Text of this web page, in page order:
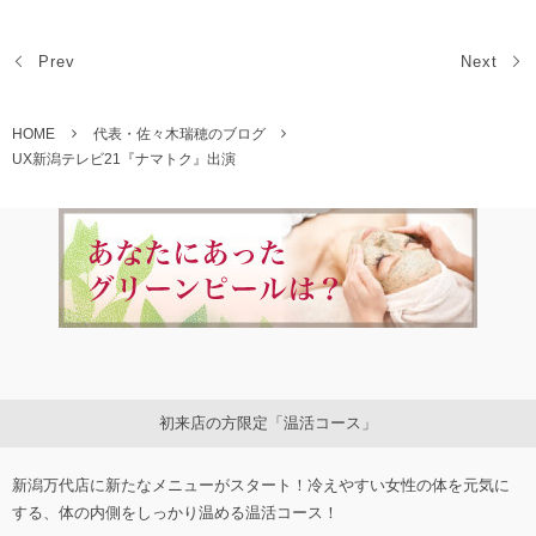
Prev Next
HOME
代表・佐々木瑞穂のブログ
UX新潟テレビ21『ナマトク』出演
初来店の方限定「温活コース」
新潟万代店に新たなメニューがスタート！冷えやすい女性の体を元気に
する、体の内側をしっかり温める温活コース！